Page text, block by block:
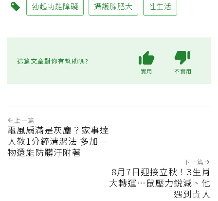
勃起功能障礙 攝護腺肥大 性生活
這篇文章對你有幫助嗎?
實用 不實用
上一篇
電風扇滿是灰塵？家事達
人教1分鐘清潔法 多加一
物還能防髒汙附著
下一篇
8月7日迎接立秋！3生肖
大轉運…鼠壓力銳減、他
遇到貴人